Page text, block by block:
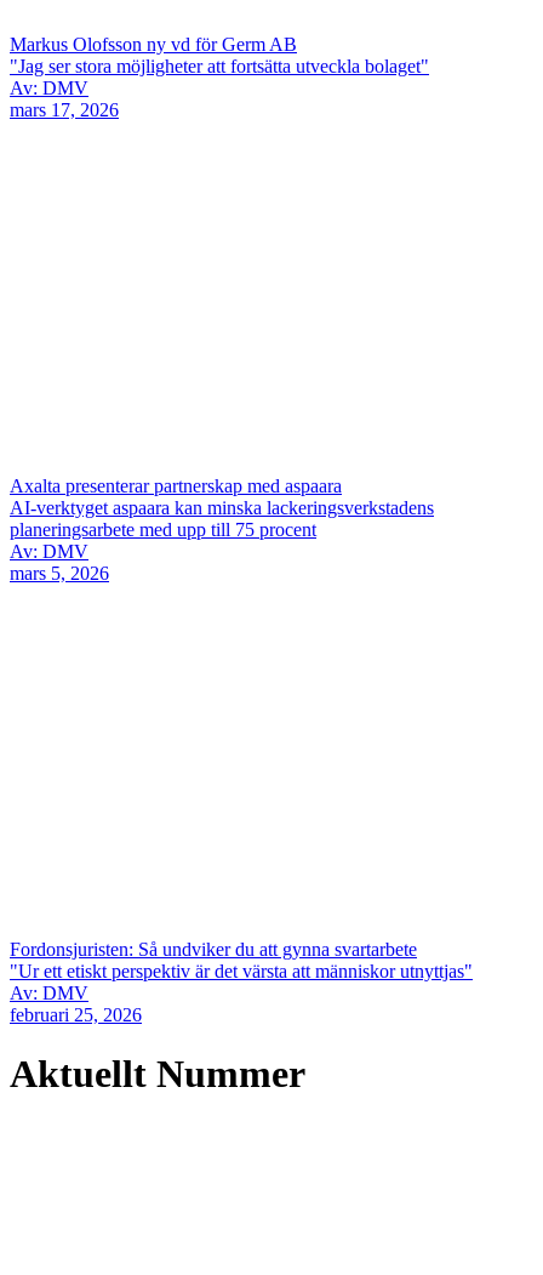
Markus Olofsson ny vd för Germ AB
"Jag ser stora möjligheter att fortsätta utveckla bolaget"
Av: DMV
mars 17, 2026
Axalta presenterar partnerskap med aspaara
AI-verktyget aspaara kan minska lackeringsverkstadens
planeringsarbete med upp till 75 procent
Av: DMV
mars 5, 2026
Fordonsjuristen: Så undviker du att gynna svartarbete
"Ur ett etiskt perspektiv är det värsta att människor utnyttjas"
Av: DMV
februari 25, 2026
Aktuellt Nummer